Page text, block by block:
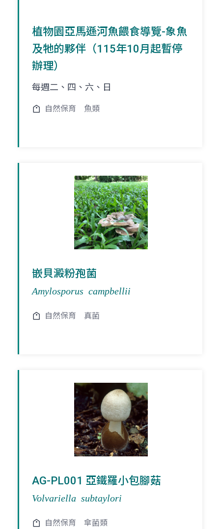
植物園亞馬遜河魚餵食導覽-象魚
及牠的夥伴（115年10月起暫停
辦理）
每週二、四、六、日
自然保育 魚類
嵌貝澱粉孢菌
Amylosporus campbellii
自然保育 真菌
AG-PL001 亞鐵羅小包腳菇
Volvariella subtaylori
自然保育 傘菌類